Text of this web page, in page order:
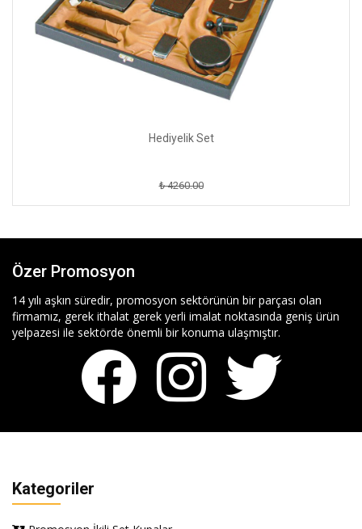
Hediyelik Set
₺ 4260.00
Özer Promosyon
14 yılı aşkın süredir, promosyon sektörünün bir parçası olan
firmamız, gerek ithalat gerek yerli imalat noktasında geniş ürün
yelpazesi ile sektörde önemli bir konuma ulaşmıştır.
Kategoriler